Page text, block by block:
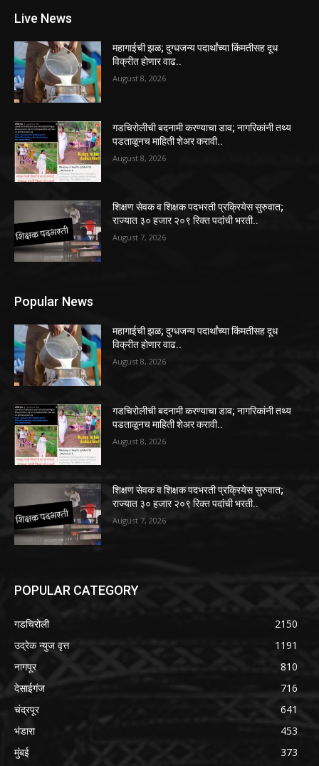
Live News
महागाईची झळ; दुग्धजन्य पदार्थांच्या किंमतीसह दूध
विक्रीत होणार वाढ..
August 8, 2026
गडचिरोलीची बदनामी करण्याचा डाव; नागरिकांनी तथ्य
पडताळूनच माहिती शेअर करावी..
August 8, 2026
शिक्षण सेवक व शिक्षक पदभरती प्रक्रियेस सुरुवात;
राज्यात ३० हजार २०९ रिक्त पदांची भरती..
August 7, 2026
Popular News
महागाईची झळ; दुग्धजन्य पदार्थांच्या किंमतीसह दूध
विक्रीत होणार वाढ..
August 8, 2026
गडचिरोलीची बदनामी करण्याचा डाव; नागरिकांनी तथ्य
पडताळूनच माहिती शेअर करावी..
August 8, 2026
शिक्षण सेवक व शिक्षक पदभरती प्रक्रियेस सुरुवात;
राज्यात ३० हजार २०९ रिक्त पदांची भरती..
August 7, 2026
POPULAR CATEGORY
गडचिरोली
2150
उद्रेक न्युज वृत्त
1191
नागपूर
810
देसाईगंज
716
चंद्रपूर
641
भंडारा
453
मुंबई
373